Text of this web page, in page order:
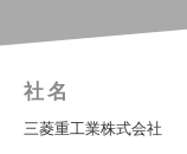
社名
三菱重工業株式会社